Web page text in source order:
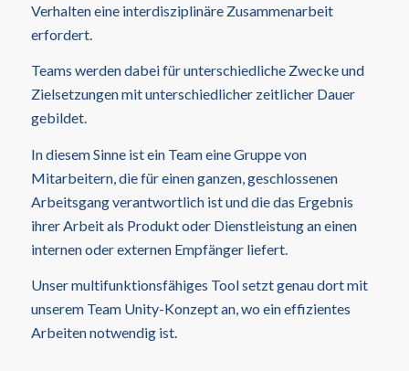
Verhalten eine interdisziplinäre Zusammenarbeit
erfordert.
Teams werden dabei für unterschiedliche Zwecke und
Zielsetzungen mit unterschiedlicher zeitlicher Dauer
gebildet.
In diesem Sinne ist ein Team eine Gruppe von
Mitarbeitern, die für einen ganzen, geschlossenen
Arbeitsgang verantwortlich ist und die das Ergebnis
ihrer Arbeit als Produkt oder Dienstleistung an einen
internen oder externen Empfänger liefert.
Unser multifunktionsfähiges Tool setzt genau dort mit
unserem Team Unity-Konzept an, wo ein effizientes
Arbeiten notwendig ist.